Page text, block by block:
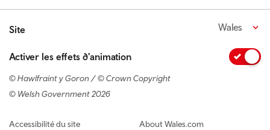
Site Wales
Activer les effets d'animation
© Hawlfraint y Goron / © Crown Copyright
© Welsh Government 2026
Footer navigation
Accessibilité du site About Wales.com